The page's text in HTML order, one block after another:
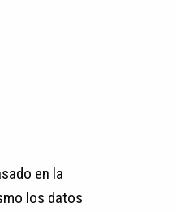
en la
los datos